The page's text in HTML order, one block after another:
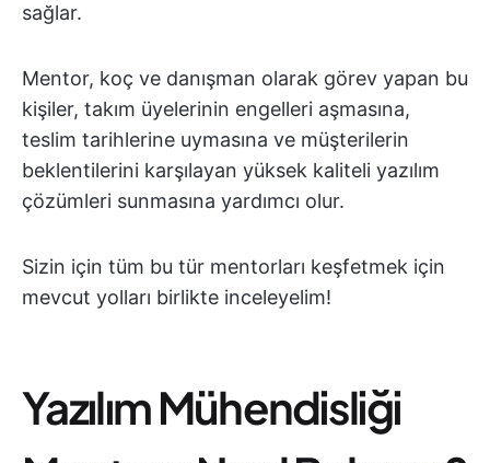
sağlar.
Mentor, koç ve danışman olarak görev yapan bu
kişiler, takım üyelerinin engelleri aşmasına,
teslim tarihlerine uymasına ve müşterilerin
beklentilerini karşılayan yüksek kaliteli yazılım
çözümleri sunmasına yardımcı olur.
Sizin için tüm bu tür mentorları keşfetmek için
mevcut yolları birlikte inceleyelim!
Yazılım Mühendisliği